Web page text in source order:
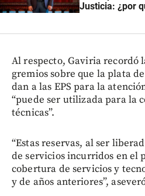
Justicia: ¿por
Al respecto, Gaviria recordó
gremios sobre que la plata
dan a las EPS para la
“puede ser utilizada para la
técnicas”.
“Estas reservas, al ser
de servicios incurridos en el
cobertura de servicios y
y de años anteriores”,